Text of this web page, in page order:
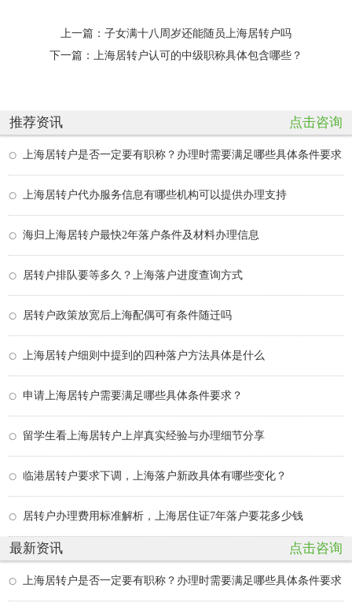
上一篇： 子女满十八周岁还能随员上海居转户吗
下一篇：
上海居转户认可的中级职称具体包含哪些？
推荐资讯 点击咨询
上海居转户是否一定要有职称？办理时需要满足哪些具体条件要求
上海居转户代办服务信息有哪些机构可以提供办理支持
海归上海居转户最快2年落户条件及材料办理信息
居转户排队要等多久？上海落户进度查询方式
居转户政策放宽后上海配偶可有条件随迁吗
上海居转户细则中提到的四种落户方法具体是什么
申请上海居转户需要满足哪些具体条件要求？
留学生看上海居转户上岸真实经验与办理细节分享
临港居转户要求下调，上海落户新政具体有哪些变化？
居转户办理费用标准解析，上海居住证7年落户要花多少钱
最新资讯 点击咨询
上海居转户是否一定要有职称？办理时需要满足哪些具体条件要求